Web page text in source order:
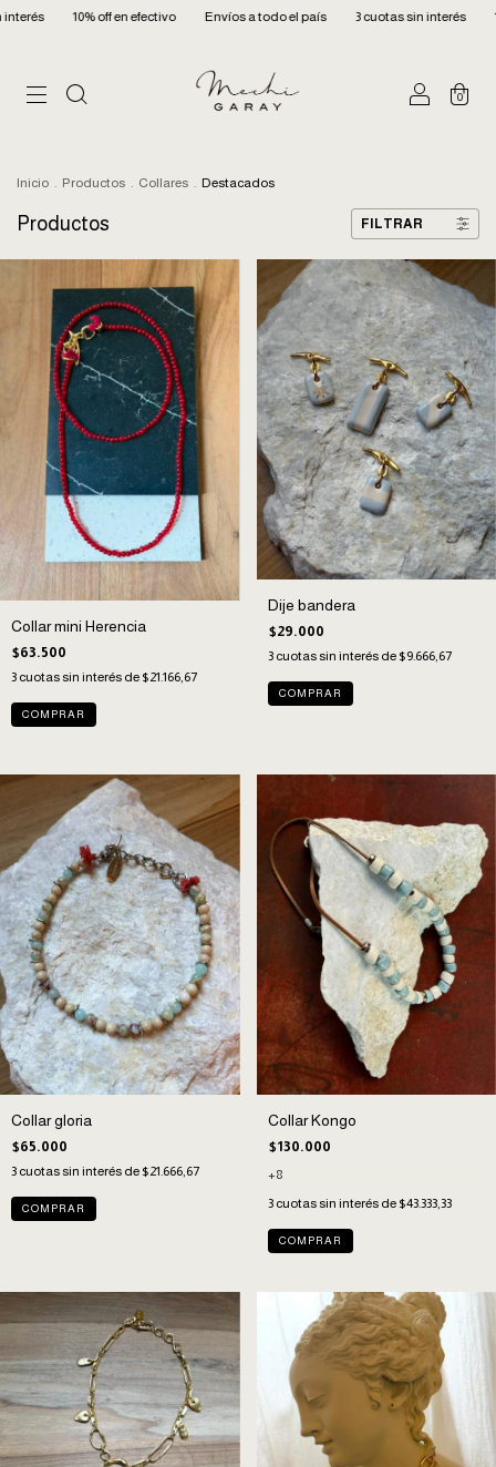
Envíos a todo el país 3 cuotas sin interés 10% off en efectivo Envíos a
0
Inicio . Productos . Collares . Destacados
Productos FILTRAR
Collar mini Herencia
$63.500
3 cuotas sin interés de $21.166,67
Dije bandera
$29.000
3 cuotas sin interés de $9.666,67
COMPRAR
Collar gloria
$65.000
3 cuotas sin interés de $21.666,67
Collar Kongo
$130.000
+8
3 cuotas sin interés de $43.333,33
COMPRAR